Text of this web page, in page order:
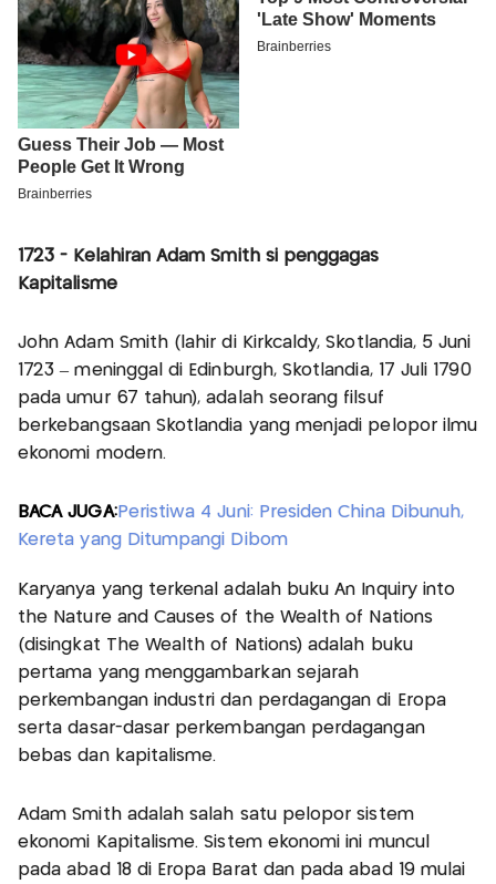
1723 - Kelahiran Adam Smith si penggagas
Kapitalisme
John Adam Smith (lahir di Kirkcaldy, Skotlandia, 5 Juni
1723 – meninggal di Edinburgh, Skotlandia, 17 Juli 1790
pada umur 67 tahun), adalah seorang filsuf
berkebangsaan Skotlandia yang menjadi pelopor ilmu
ekonomi modern.
BACA JUGA:Peristiwa 4 Juni: Presiden China Dibunuh,
Kereta yang Ditumpangi Dibom
Karyanya yang terkenal adalah buku An Inquiry into
the Nature and Causes of the Wealth of Nations
(disingkat The Wealth of Nations) adalah buku
pertama yang menggambarkan sejarah
perkembangan industri dan perdagangan di Eropa
serta dasar-dasar perkembangan perdagangan
bebas dan kapitalisme.
Adam Smith adalah salah satu pelopor sistem
ekonomi Kapitalisme. Sistem ekonomi ini muncul
pada abad 18 di Eropa Barat dan pada abad 19 mulai